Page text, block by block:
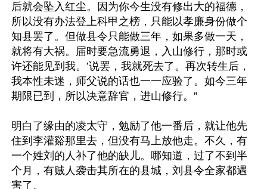
后就会坠入红尘。因为你今生没有修出大的福德，
所以没有办法登上科甲之榜，只能以孝廉身份做个
知县罢了。但做县令只能做三年，如果多做一天，
就将有大祸。届时要急流勇退，入山修行，那时或
许还能见到我。’说罢，我就死去了。再次转生后，
我本性未迷，师父说的话也一一应验了。如今三年
期限已到，所以决意辞官，进山修行。”
明白了缘由的凌太守，勉励了他一番后，就让他先
住到李灌谿那里去，但没有马上放他走。不久，有
一个姓刘的人补了他的缺儿。哪知道，过了不到半
个月，有贼人袭击其所在的县城，刘县令全家都遇
害了。